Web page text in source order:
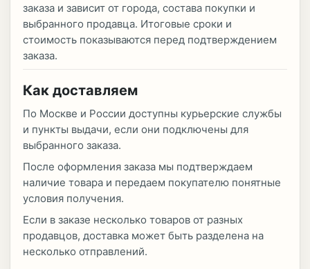
заказа и зависит от города, состава покупки и
выбранного продавца. Итоговые сроки и
стоимость показываются перед подтверждением
заказа.
Как доставляем
По Москве и России доступны курьерские службы
и пункты выдачи, если они подключены для
выбранного заказа.
После оформления заказа мы подтверждаем
наличие товара и передаем покупателю понятные
условия получения.
Если в заказе несколько товаров от разных
продавцов, доставка может быть разделена на
несколько отправлений.